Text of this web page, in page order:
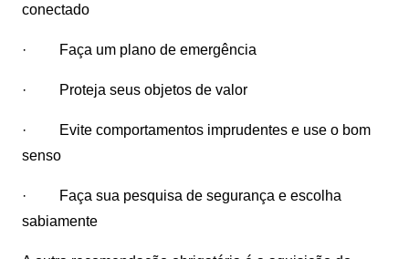
conectado
· Faça um plano de emergência
· Proteja seus objetos de valor
· Evite comportamentos imprudentes e use o bom
senso
· Faça sua pesquisa de segurança e escolha
sabiamente